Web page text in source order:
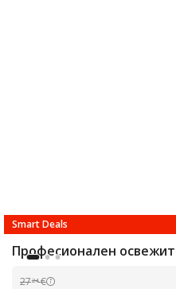
Smart Deals
Професионален
2724 €